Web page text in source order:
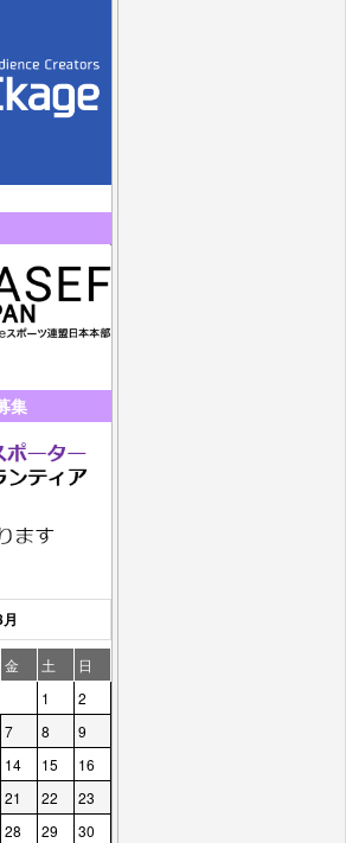
集
金 土
日
1
2
7 8
9
14 15
16
21 22
23
28 29
30